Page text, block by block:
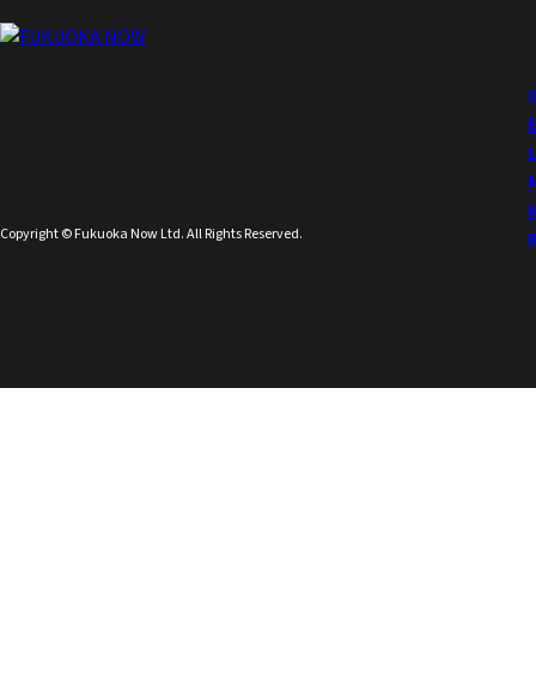
Copyright © Fukuoka Now Ltd. All Rights Reserved.